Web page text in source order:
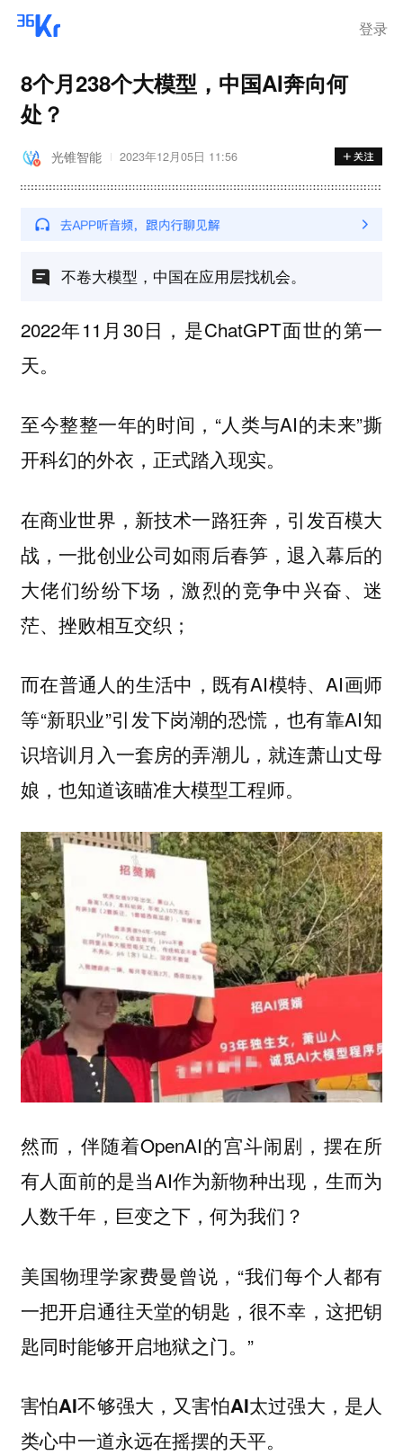
登录
8个月238个大模型，中国AI奔向何
处？
光锥智能 2023年12月05日 11:56
不卷大模型，中国在应用层找机会。
2022年11月30日，是ChatGPT面世的第一
天。
至今整整一年的时间，“人类与AI的未来”撕
开科幻的外衣，正式踏入现实。
在商业世界，新技术一路狂奔，引发百模大
战，一批创业公司如雨后春笋，退入幕后的
大佬们纷纷下场，激烈的竞争中兴奋、迷
茫、挫败相互交织；
而在普通人的生活中，既有AI模特、AI画师
等“新职业”引发下岗潮的恐慌，也有靠AI知
识培训月入一套房的弄潮儿，就连萧山丈母
娘，也知道该瞄准大模型工程师。
然而，伴随着OpenAI的宫斗闹剧，摆在所
有人面前的是当AI作为新物种出现，生而为
人数千年， 巨变之下，何为我们？
美国物理学家费曼曾说，“我们每个人都有
一把开启通往天堂的钥匙，很不幸，这把钥
匙同时能够开启地狱之门。”
害怕AI不够强大，又害怕AI太过强大，是人
类心中一道永远在摇摆的天平。